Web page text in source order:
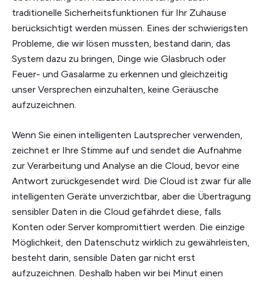
traditionelle Sicherheitsfunktionen für Ihr Zuhause
berücksichtigt werden müssen. Eines der schwierigsten
Probleme, die wir lösen mussten, bestand darin, das
System dazu zu bringen, Dinge wie Glasbruch oder
Feuer- und Gasalarme zu erkennen und gleichzeitig
unser Versprechen einzuhalten, keine Geräusche
aufzuzeichnen.
Wenn Sie einen intelligenten Lautsprecher verwenden,
zeichnet er Ihre Stimme auf und sendet die Aufnahme
zur Verarbeitung und Analyse an die Cloud, bevor eine
Antwort zurückgesendet wird. Die Cloud ist zwar für alle
intelligenten Geräte unverzichtbar, aber die Übertragung
sensibler Daten in die Cloud gefährdet diese, falls
Konten oder Server kompromittiert werden. Die einzige
Möglichkeit, den Datenschutz wirklich zu gewährleisten,
besteht darin, sensible Daten gar nicht erst
aufzuzeichnen. Deshalb haben wir bei Minut einen